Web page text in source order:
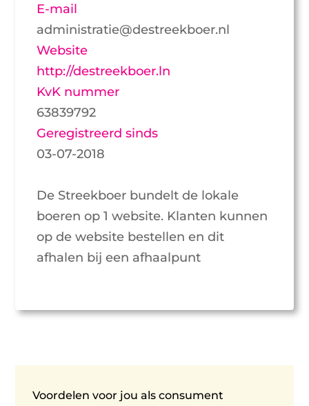
E-mail
administratie@destreekboer.nl
Website
http://destreekboer.ln
KvK nummer
63839792
Geregistreerd sinds
03-07-2018
De Streekboer bundelt de lokale
boeren op 1 website. Klanten kunnen
op de website bestellen en dit
afhalen bij een afhaalpunt
Voordelen voor jou als consument